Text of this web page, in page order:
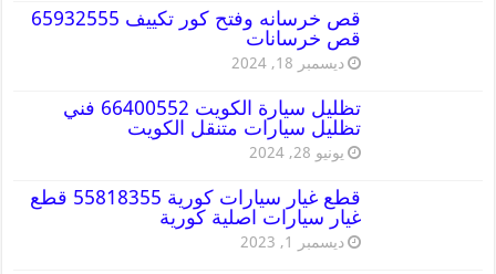
قص خرسانه وفتح كور تكييف 65932555
قص خرسانات
ديسمبر 18, 2024
تظليل سيارة الكويت 66400552 فني
تظليل سيارات متنقل الكويت
يونيو 28, 2024
قطع غيار سيارات كورية 55818355 قطع
غيار سيارات اصلية كورية
ديسمبر 1, 2023